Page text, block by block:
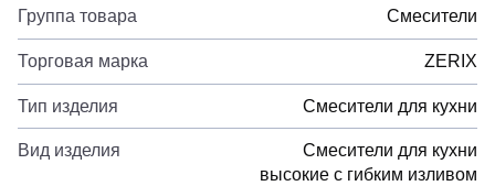
Группа товара Смесители
Торговая марка ZERIX
Тип изделия Смесители для кухни
Вид изделия
Смесители для кухни
высокие с гибким изливом